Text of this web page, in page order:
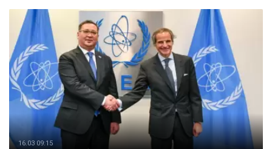
16.03 09:15